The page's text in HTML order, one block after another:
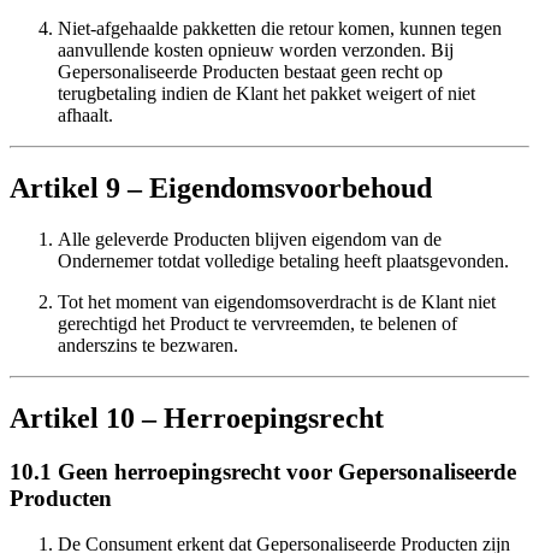
Niet-afgehaalde pakketten die retour komen, kunnen tegen
aanvullende kosten opnieuw worden verzonden. Bij
Gepersonaliseerde Producten bestaat geen recht op
terugbetaling indien de Klant het pakket weigert of niet
afhaalt.
Artikel 9 – Eigendomsvoorbehoud
Alle geleverde Producten blijven eigendom van de
Ondernemer totdat volledige betaling heeft plaatsgevonden.
Tot het moment van eigendomsoverdracht is de Klant niet
gerechtigd het Product te vervreemden, te belenen of
anderszins te bezwaren.
Artikel 10 – Herroepingsrecht
10.1 Geen herroepingsrecht voor Gepersonaliseerde
Producten
De Consument erkent dat Gepersonaliseerde Producten zijn